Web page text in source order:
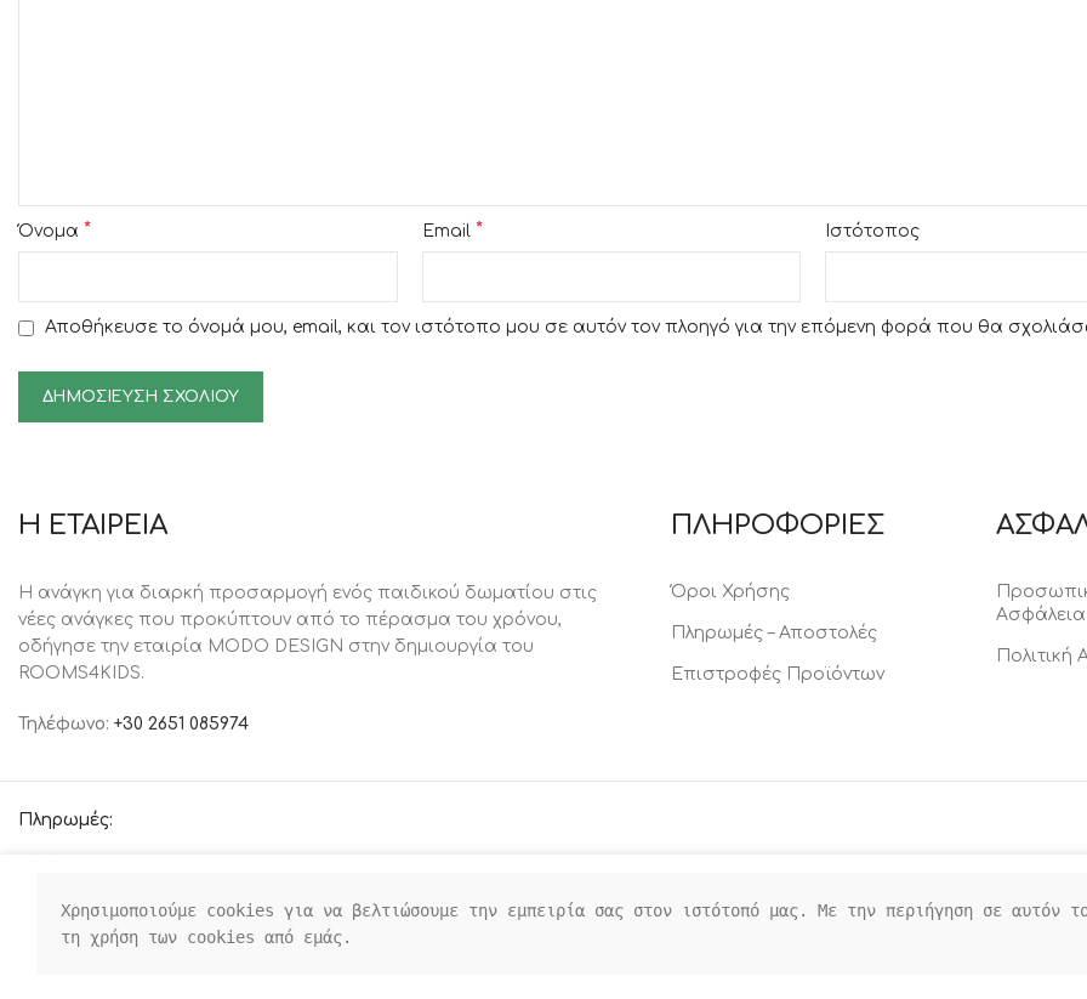
Όνομα * Email * Ιστότοπος
Αποθήκευσε το όνομά μου, email, και τον ιστότοπο μου σε αυτόν τον πλοηγό για την επόμενη φορά που θα
Η ΕΤΑΙΡΕΙΑ
Η ανάγκη για διαρκή προσαρμογή ενός παιδικού δωματίου στις
νέες ανάγκες που προκύπτουν από το πέρασμα του χρόνου,
oδήγησε την εταιρία MODO DESIGN στην δημιουργία του
ROOMS4KIDS.
Τηλέφωνο: +30 2651 085974
ΠΛΗΡΟΦΟΡΙΕΣ
Όροι Χρήσης
Πληρωμές – Αποστολές
Επιστροφές Προϊόντων
Ασφάλεια
Πληρωμές:
Χρησιμοποιούμε cookies για να βελτιώσουμε την εμπειρία σας στον ιστότοπό μας. Με την περιήγηση σε αυτόν
τη χρήση των cookies από εμάς.